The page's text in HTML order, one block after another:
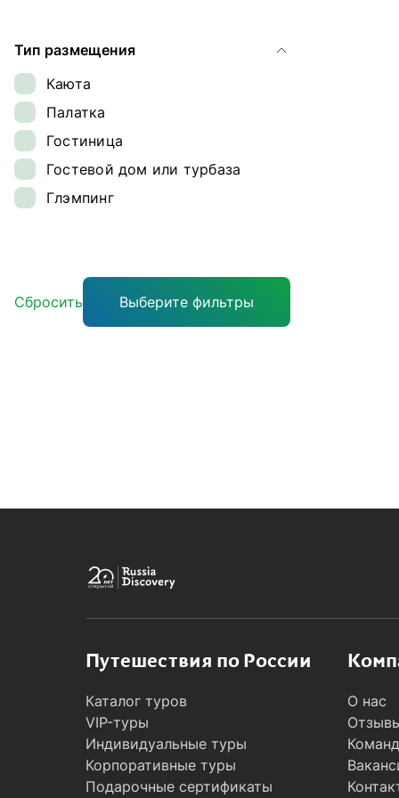
Тип размещения
Каюта
Палатка
Гостиница
Гостевой дом или турбаза
Глэмпинг
Сбросить Выберите фильтры
Путешествия по России
Каталог туров
VIP-туры
Индивидуальные туры
Корпоративные туры
Подарочные сертификаты
О нас